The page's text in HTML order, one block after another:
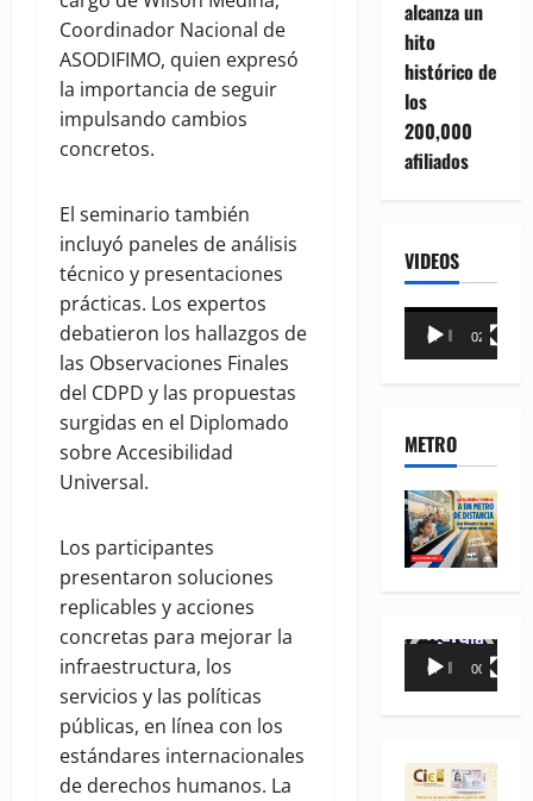
Coordinador Nacional de
ASODIFIMO, quien expresó
la importancia de seguir
impulsando cambios
concretos.
El seminario también
incluyó paneles de análisis
técnico y presentaciones
prácticas. Los expertos
debatieron los hallazgos de
las Observaciones Finales
del CDPD y las propuestas
surgidas en el Diplomado
sobre Accesibilidad
Universal.
Los participantes
presentaron soluciones
replicables y acciones
concretas para mejorar la
infraestructura, los
servicios y las políticas
públicas, en línea con los
estándares internacionales
de derechos humanos. La
alcanza un
hito
histórico de
los
200,000
afiliados
VIDEOS
Reproductor
00:00 02:18
METRO
Reproductor
00:00 00:35